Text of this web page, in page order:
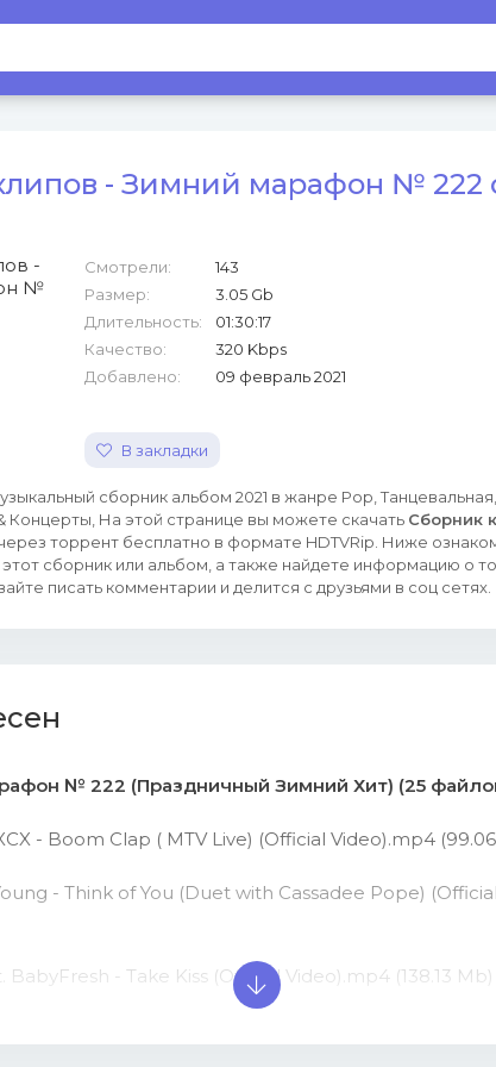
- Зимний марафон № 222
Смотрели:
143
Размер:
3.05 Gb
Длительность:
01:30:17
Качество:
320 Kbps
Добавлено:
09 февраль 2021
В закладки
сборник альбом 2021 в жанре Pop,
Концерты, На этой странице вы можете скачать Сборник
торрент бесплатно в формате HDTVRip. Ниже
сборник или альбом, а также найдете информацию о
писать комментарии и делится с друзьями в соц сетях.
№ 222 (Праздничный Зимний Хит) (25
- Boom Clap ( MTV Live) (Official Video).mp4
- Think of You (Duet with Cassadee Pope)
BabyFresh - Take Kiss (Official Video).mp4 (138.13 Mb)